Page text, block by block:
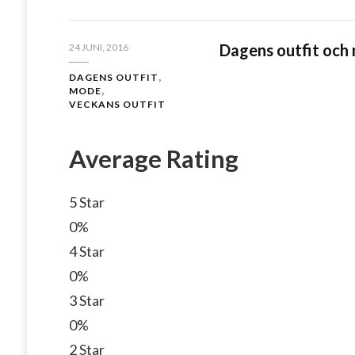
24 JUNI, 2016
DAGENS OUTFIT
MODE
VECKANS OUTFIT
Dagens outfit
Average Rating
5 Star
0%
4 Star
0%
3 Star
0%
2 Star